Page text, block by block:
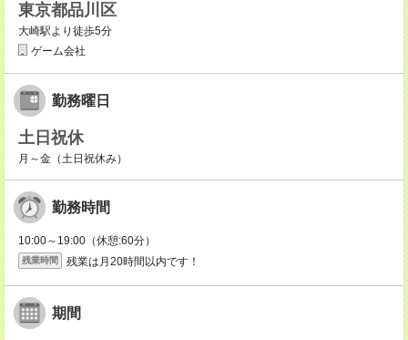
東京都品川区
大崎駅より徒歩5分
ゲーム会社
勤務曜日
土日祝休
月～金（土日祝休み）
勤務時間
10:00～19:00（休憩:60分）
残業時間 残業は月20時間以内です！
期間